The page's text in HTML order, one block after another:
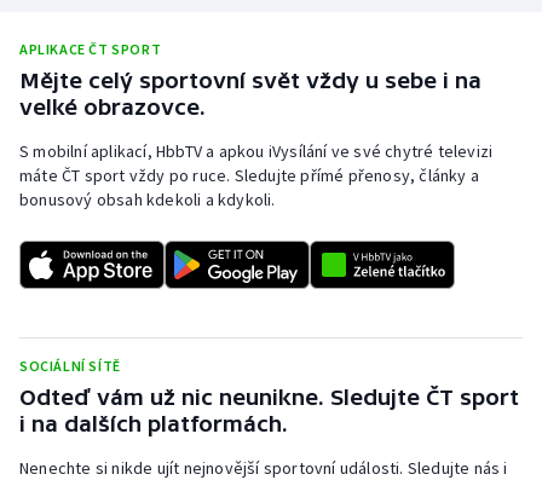
Volejbal
Ostatní
APLIKACE ČT SPORT
Mějte celý sportovní svět vždy u sebe i na
velké obrazovce.
S mobilní aplikací, HbbTV a apkou iVysílání ve své chytré televizi
máte ČT sport vždy po ruce. Sledujte přímé přenosy, články a
bonusový obsah kdekoli a kdykoli.
SOCIÁLNÍ SÍTĚ
Odteď vám už nic neunikne. Sledujte ČT sport
i na dalších platformách.
Nenechte si nikde ujít nejnovější sportovní události. Sledujte nás i